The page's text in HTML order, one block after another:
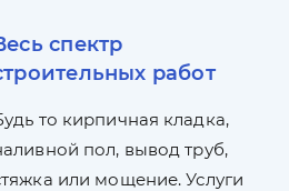
спектр
работ
то кирпичная кладка,
пол, вывод труб,
или мощение. Услуги